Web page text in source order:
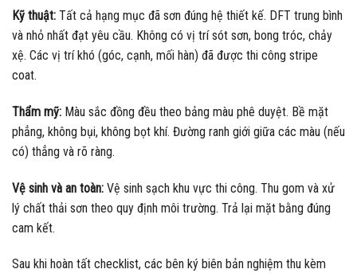
Kỹ thuật: Tất cả hạng mục đã sơn đúng hệ thiết kế. DFT trung bình
và nhỏ nhất đạt yêu cầu. Không có vị trí sót sơn, bong tróc, chảy
xệ. Các vị trí khó (góc, cạnh, mối hàn) đã được thi công stripe
coat.
Thẩm mỹ: Màu sắc đồng đều theo bảng màu phê duyệt. Bề mặt
phẳng, không bụi, không bọt khí. Đường ranh giới giữa các màu (nếu
có) thẳng và rõ ràng.
Vệ sinh và an toàn: Vệ sinh sạch khu vực thi công. Thu gom và xử
lý chất thải sơn theo quy định môi trường. Trả lại mặt bằng đúng
cam kết.
Sau khi hoàn tất checklist, các bên ký biên bản nghiệm thu kèm